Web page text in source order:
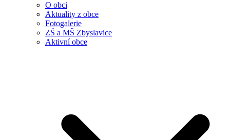
O obci
Aktuality z obce
Fotogalerie
ZŠ a MŠ Zbyslavice
Aktivní obce